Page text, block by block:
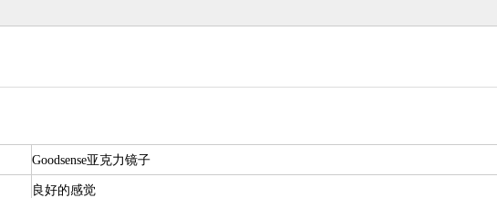
Goodsense亚克力镜子
良好的感觉